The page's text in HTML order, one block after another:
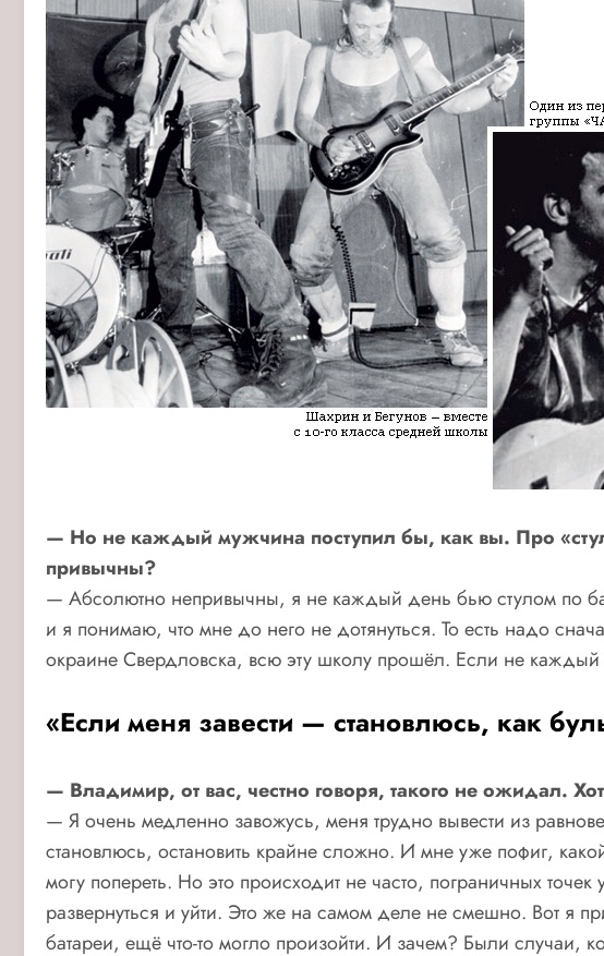
— Но не каждый мужчина поступил бы, как вы. Про
привычны?
— Абсолютно непривычны, я не каждый день бью стулом по
и я понимаю, что мне до него не дотянуться. То есть надо
окраине Свердловска, всю эту школу прошёл. Если не
«Если меня завести — становлюсь, как
— Владимир, от вас, честно говоря, такого не ожидал.
— Я очень медленно завожусь, меня трудно вывести из
становлюсь, остановить крайне сложно. И мне уже пофиг,
могу попереть. Но это происходит не часто, пограничных
развернуться и уйти. Это же на самом деле не смешно. Вот я
батареи, ещё что-то могло произойти. И зачем? Были случаи,